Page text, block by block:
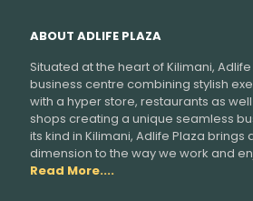
ABOUT ADLIFE PLAZA
Situated at the heart of Kilimani,
business centre combining stylish
with a hyper store, restaurants as
shops creating a unique seamless
its kind in Kilimani, Adlife Plaza brings
dimension to the way we work and
Read More....